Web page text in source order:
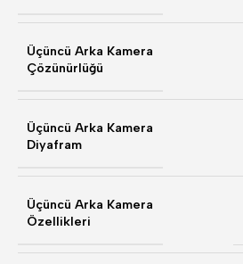
Üçüncü Arka Kamera
Çözünürlüğü
Üçüncü Arka Kamera
Diyafram
Üçüncü Arka Kamera
Özellikleri